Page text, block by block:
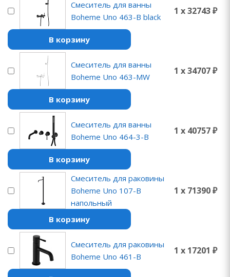
Смеситель для ванны
Boheme Uno 463-B black
1 x 32743 ₽
В корзину
Смеситель для ванны
Boheme Uno 463-MW
1 x 34707 ₽
В корзину
Смеситель для ванны
Boheme Uno 464-3-B
1 x 40757 ₽
В корзину
Смеситель для раковины
Boheme Uno 107-B
напольный
1 x 71390 ₽
В корзину
Смеситель для раковины
Boheme Uno 461-B
1 x 17201 ₽